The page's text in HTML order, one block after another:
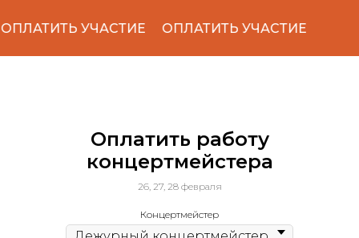
ОПЛАТИТЬ УЧАСТИЕ ОПЛАТИТЬ УЧАСТИЕ
Оплатить работу
концертмейстера
26, 27, 28 февраля
Концертмейстер